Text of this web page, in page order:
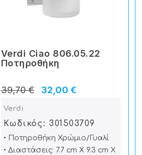
Verdi Ciao 806.05.22
Ποτηροθήκη
32,00 €
39,70 €
Verdi
Κωδικός: 301503709
• Ποτηροθήκη Χρώμιο/Γυαλί
• Διαστάσεις: 7.7 cm X 9.3 cm X